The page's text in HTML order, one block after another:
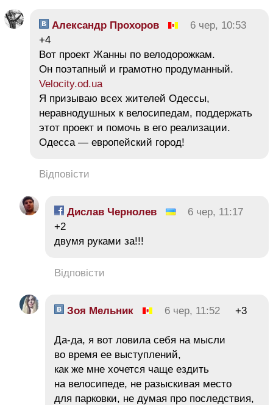
Александр Прохоров
6 чер, 10:53
+4
Вот проект Жанны по велодорожкам.
Он поэтапный и грамотно продуманный.
Velocity.od.ua
Я призываю всех жителей Одессы,
неравнодушных к велосипедам, поддержать
этот проект и помочь в его реализации.
Одесса — европейский город!
Відповісти
Дислав Чернолев
6 чер, 11:17
+2
двумя руками за!!!
Відповісти
Зоя Мельник 6 чер, 11:52 +3
Да-да, я вот ловила себя на мысли
во время ее выступлений,
как же мне хочется чаще ездить
на велосипеде, не разыскивая место
для парковки, не думая про последствия,